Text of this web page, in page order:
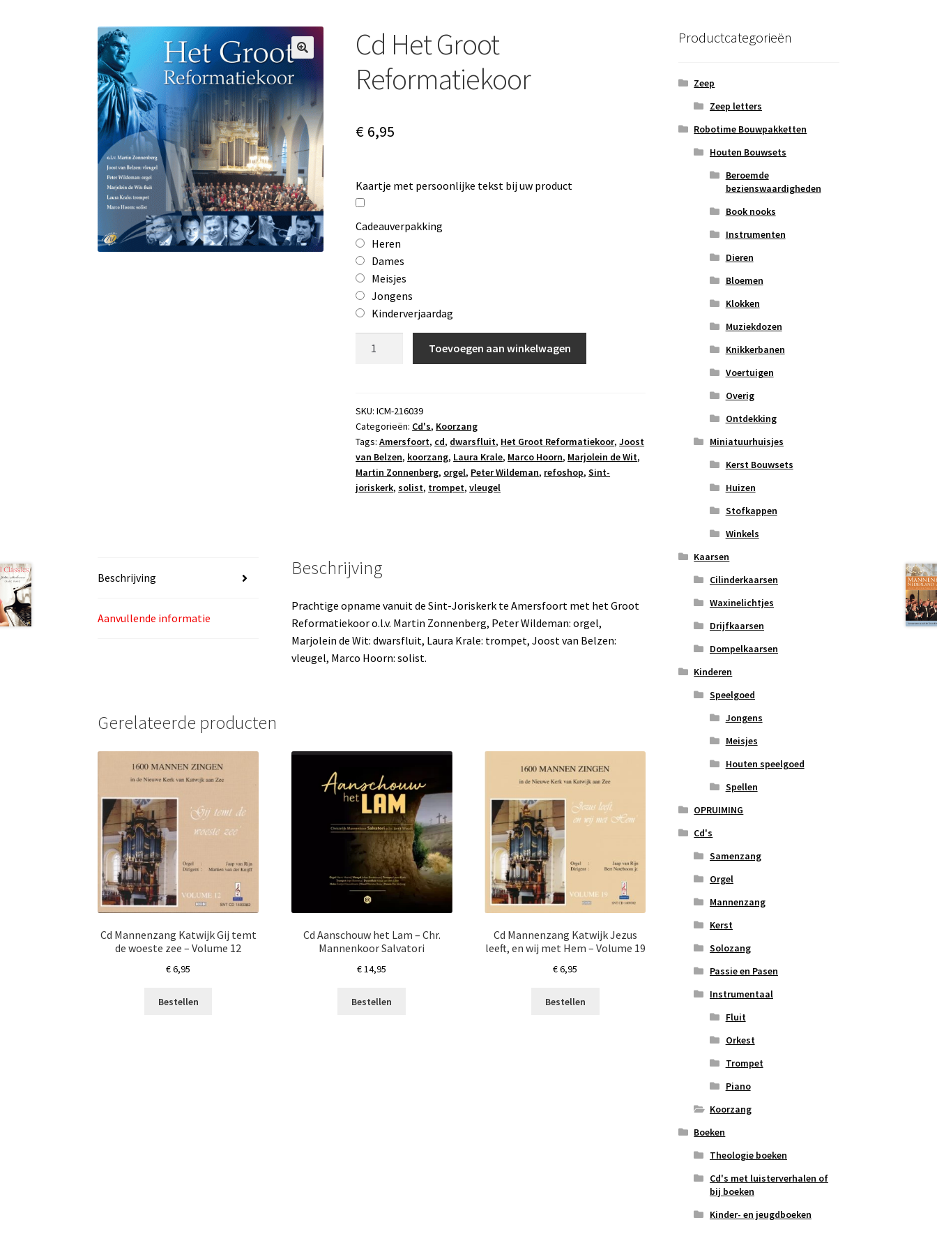
Cd Het Groot
Reformatiekoor
€ 6,95
Kaartje met persoonlijke tekst bij uw product
Cadeauverpakking
Heren
Dames
Meisjes
Jongens
Kinderverjaardag
aantal
Toevoegen aan winkelwagen
SKU:ICM-216039
Categorieën: Cd's, Koorzang
Tags:Amersfoort, cd, dwarsfluit, Het Groot Reformatiekoor,Joost
van Belzen, koorzang, Laura Krale, Marco Hoorn, Marjolein de Wit,
Martin Zonnenberg, orgel, Peter Wildeman, refoshop,Sint-
joriskerk,solist, trompet,vleugel
Beschrijving
Aanvullende informatie
Beschrijving
Prachtige opname vanuit de Sint-Joriskerk te Amersfoort met het Groot
Reformatiekoor o.l.v. Martin Zonnenberg, Peter Wildeman: orgel,
Marjolein de Wit: dwarsfluit, Laura Krale: trompet, Joost van Belzen:
vleugel, Marco Hoorn: solist.
Gerelateerde producten
Cd Mannenzang Katwijk Gij temt
de woeste zee – Volume 12
€6,95
Bestellen
Cd Aanschouw het Lam – Chr.
Mannenkoor Salvatori
€14,95
Bestellen
Cd Mannenzang Katwijk Jezus
leeft, en wij met Hem – Volume 19
€6,95
Bestellen
Productcategorieën
Zeep
Zeep letters
Robotime Bouwpakketten
Houten Bouwsets
Beroemde
bezienswaardigheden
Book nooks
Instrumenten
Dieren
Bloemen
Klokken
Muziekdozen
Knikkerbanen
Voertuigen
Overig
Ontdekking
Miniatuurhuisjes
Kerst Bouwsets
Huizen
Stofkappen
Winkels
Kaarsen
Cilinderkaarsen
Waxinelichtjes
Drijfkaarsen
Dompelkaarsen
Kinderen
Speelgoed
Jongens
Meisjes
Houten speelgoed
Spellen
OPRUIMING
Cd's
Samenzang
Orgel
Mannenzang
Kerst
Solozang
Passie en Pasen
Instrumentaal
Fluit
Orkest
Trompet
Piano
Koorzang
Boeken
Theologie boeken
Cd's met luisterverhalen of
bij boeken
Kinder- en jeugdboeken